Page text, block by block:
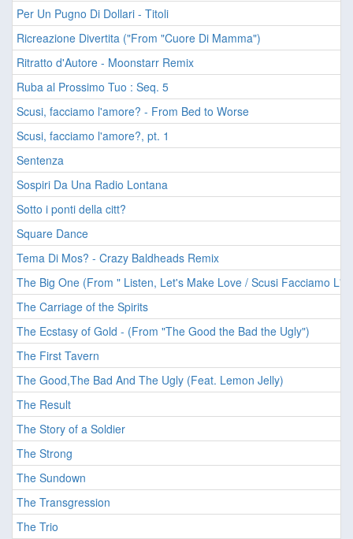
Per Un Pugno Di Dollari - Titoli
Ricreazione Divertita ("From "Cuore Di Mamma")
Ritratto d'Autore - Moonstarr Remix
Ruba al Prossimo Tuo : Seq. 5
Scusi, facciamo l'amore? - From Bed to Worse
Scusi, facciamo l'amore?, pt. 1
Sentenza
Sospiri Da Una Radio Lontana
Sotto i ponti della citt?
Square Dance
Tema Di Mos? - Crazy Baldheads Remix
The Big One (From " Listen, Let's Make Love / Scusi Facciamo L'
The Carriage of the Spirits
The Ecstasy of Gold - (From "The Good the Bad the Ugly")
The First Tavern
The Good,The Bad And The Ugly (Feat. Lemon Jelly)
The Result
The Story of a Soldier
The Strong
The Sundown
The Transgression
The Trio